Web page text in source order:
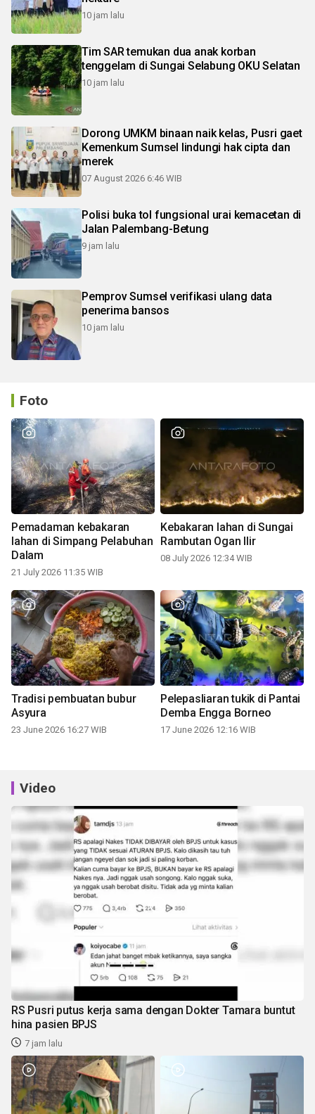
10 jam lalu
Tim SAR temukan dua anak korban
tenggelam di Sungai Selabung OKU Selatan
10 jam lalu
Dorong UMKM binaan naik kelas, Pusri gaet
Kemenkum Sumsel lindungi hak cipta dan
merek
07 August 2026 6:46 WIB
Polisi buka tol fungsional urai kemacetan di
Jalan Palembang-Betung
9 jam lalu
Pemprov Sumsel verifikasi ulang data
penerima bansos
10 jam lalu
Foto
Pemadaman kebakaran
lahan di Simpang Pelabuhan
Dalam
21 July 2026 11:35 WIB
Kebakaran lahan di Sungai
Rambutan Ogan Ilir
08 July 2026 12:34 WIB
Tradisi pembuatan bubur
Asyura
23 June 2026 16:27 WIB
Pelepasliaran tukik di Pantai
Demba Engga Borneo
17 June 2026 12:16 WIB
Video
RS Pusri putus kerja sama dengan Dokter Tamara buntut
hina pasien BPJS
7 jam lalu